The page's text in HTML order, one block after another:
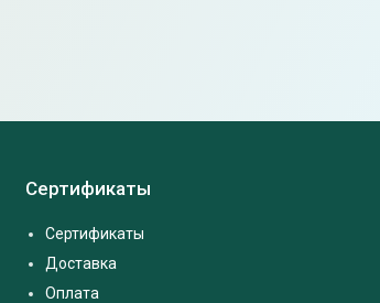
Сертификаты
Сертификаты
Доставка
Оплата